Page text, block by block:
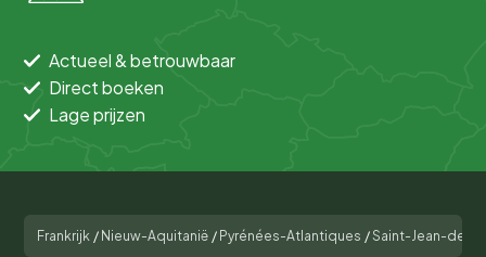
Actueel & betrouwbaar
Direct boeken
Lage prijzen
Frankrijk / Nieuw-Aquitanië / Pyrénées-Atlantiques /Saint-Jean-de-